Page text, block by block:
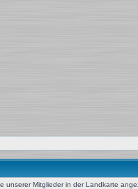
unserer Mitglieder in der Landkarte